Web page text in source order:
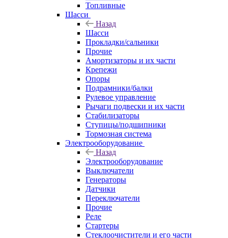
Топливные
Шасси
Назад
Шасси
Прокладки/сальники
Прочие
Амортизаторы и их части
Крепежи
Опоры
Подрамники/балки
Рулевое управление
Рычаги подвески и их части
Стабилизаторы
Ступицы/подшипники
Тормозная система
Электрооборудование
Назад
Электрооборудование
Выключатели
Генераторы
Датчики
Переключатели
Прочие
Реле
Стартеры
Стеклоочистители и его части